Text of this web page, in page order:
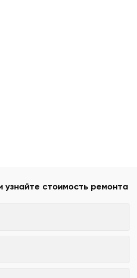
узнайте стоимость ремонта